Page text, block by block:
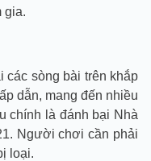
gia.
các sòng bài trên khắp
dẫn, mang đến nhiều
chính là đánh bại Nhà
Người chơi cần phải
loại.